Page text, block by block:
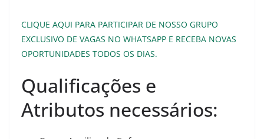
CLIQUE AQUI PARA PARTICIPAR DE NOSSO GRUPO
EXCLUSIVO DE VAGAS NO WHATSAPP E RECEBA NOVAS
OPORTUNIDADES TODOS OS DIAS.
Qualificações e
Atributos necessários: